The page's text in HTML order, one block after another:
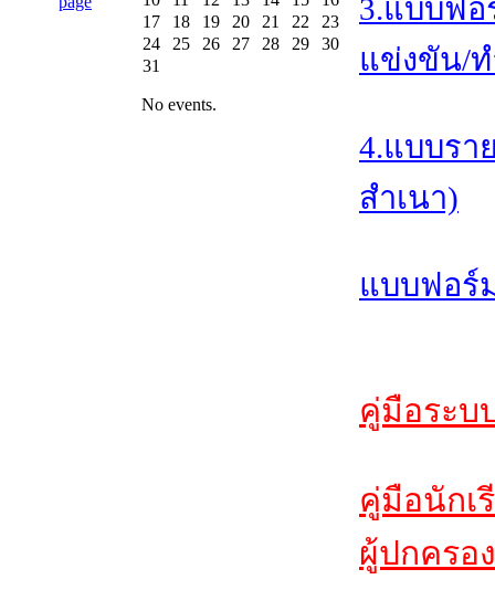
17
18 19 20 21 22
23
24
25 26 27 28 29
30
31
No events.
3.แบบฟอ
แข่งขัน/
4.แบบรา
สำเนา)
แบบฟอร์
คู่มือระบ
คู่มือนักเ
ผู้ปกครอ